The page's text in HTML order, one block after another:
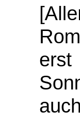
erst